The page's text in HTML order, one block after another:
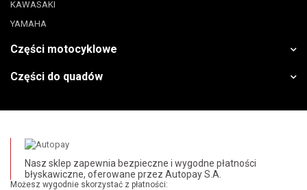
KAWASAKI
YAMAHA
Części motocyklowe
Części do quadów
Nasz sklep zapewnia bezpieczne i wygodne płatności
błyskawiczne, oferowane przez Autopay S.A.
Możesz wygodnie skorzystać z płatności: